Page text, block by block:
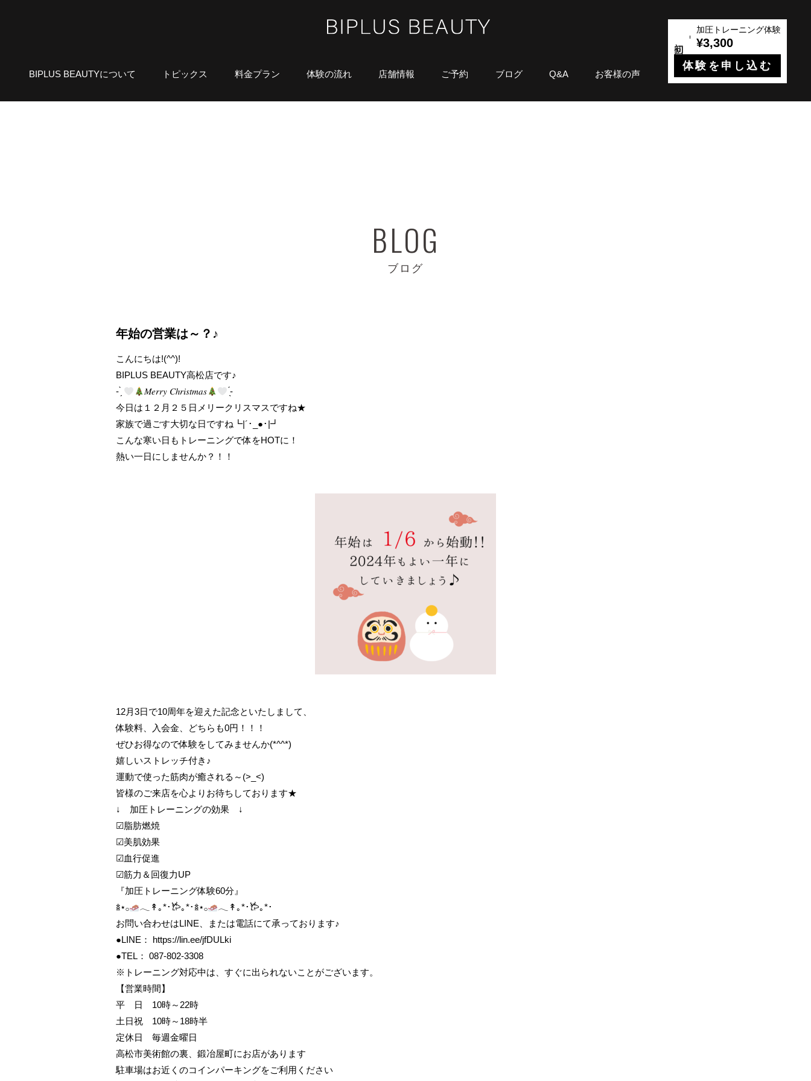
BIPLUS BEAUTYについて トピックス 料金プラン 体験の流れ 店舗情報 ご予約 ブログ Q&A お客様の声
加圧トレーニング体験
¥3,300
体験を申し込む
ブログ
年始の営業は～？♪
こんにちは!(^^)!
BIPLUS BEAUTY高松店です♪
- ̗̀
𝑀𝑒𝑟𝑟𝑦 𝐶ℎ𝑟𝑖𝑠𝑡𝑚𝑎𝑠
̖́-
今日は１２月２５日メリークリスマスですね★
家族で過ごす大切な日ですね┗|´･_●･|┛
こんな寒い日もトレーニングで体をHOTに！
熱い一日にしませんか？！！
12月3日で10周年を迎えた記念といたしまして、
体験料、入会金、どちらも0円！！！
ぜひお得なので体験をしてみませんか(*^^*)
嬉しいストレッチ付き♪
運動で使った筋肉が癒される～(>_<)
皆様のご来店を心よりお待ちしております★
↓ 加圧トレーニングの効果 ↓
☑脂肪燃焼
☑美肌効果
☑血行促進
☑筋力＆回復力UP
『加圧トレーニング体験60分』
𖥍⋆𓂂
𓂃↟｡*･𐂂｡*･𖥍⋆𓂂
𓂃↟｡*･𐂂｡*･
お問い合わせはLINE、または電話にて承っております♪
●LINE： https://lin.ee/jfDULki
●TEL： 087-802-3308
※トレーニング対応中は、すぐに出られないことがございます。
【営業時間】
平 日 10時～22時
土日祝 10時～18時半
定休日 毎週金曜日
高松市美術館の裏、鍛冶屋町にお店があります
駐車場はお近くのコインパーキングをご利用ください